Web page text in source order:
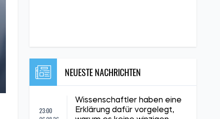
NEUESTE NACHRICHTEN
23:00
Wissenschaftler haben eine
Erklärung dafür vorgelegt,